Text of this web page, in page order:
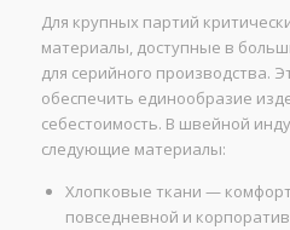
Для крупных партий
материалы, доступные в
для серийного производства.
обеспечить единообразие
себестоимость. В швейной
следующие материалы:
Хлопковые ткани —
повседневной и